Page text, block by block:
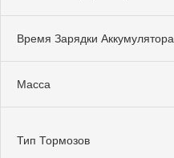
Время Зарядки Аккумулятора
Масса
Тип Тормозов